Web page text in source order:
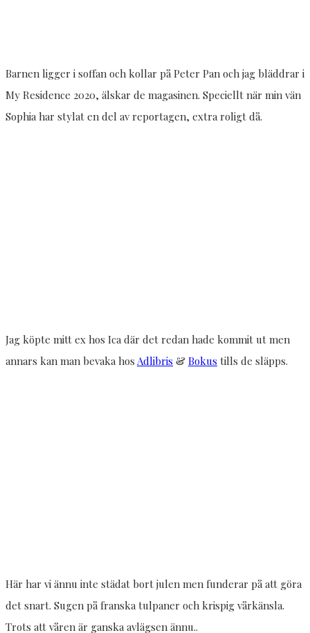
Barnen ligger i soffan och kollar på Peter Pan och jag bläddrar i
My Residence 2020, älskar de magasinen. Speciellt när min vän
Sophia har stylat en del av reportagen, extra roligt då.
Jag köpte mitt ex hos Ica där det redan hade kommit ut men
annars kan man bevaka hos Adlibris & Bokus tills de släpps.
Här har vi ännu inte städat bort julen men funderar på att göra
det snart. Sugen på franska tulpaner och krispig vårkänsla.
Trots att våren är ganska avlägsen ännu..